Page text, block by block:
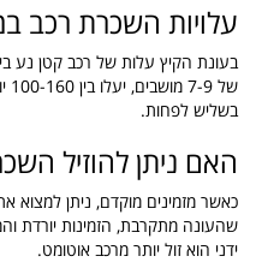
עלויות השכרת רכב
בשליש לפחות.
האם ניתן להוזיל
כאשר מזמינים מוקדם, ניתן למצוא
שהעונה מתקרבת, הזמינות יורדת
ידני הוא זול יותר מרכב אוטומט.